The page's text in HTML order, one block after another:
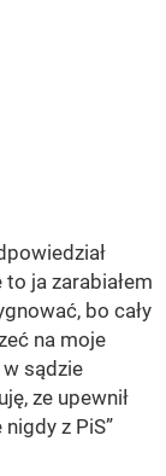
to ja zarabiałem
bo cały
na moje
sądzie
ze upewnił
z PiS”